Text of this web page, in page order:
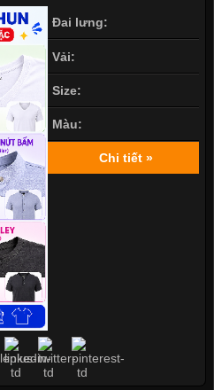
Đai lưng:
Vải:
Size:
Màu:
Chi tiết »